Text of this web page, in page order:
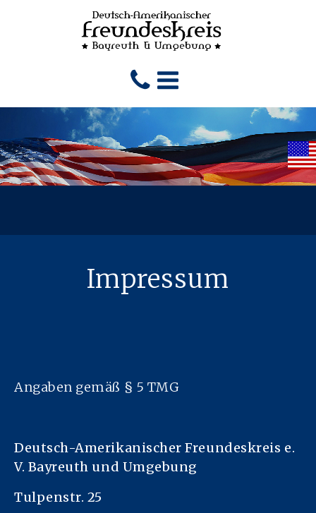
Impressum
Angaben gemäß § 5 TMG
Deutsch-Amerikanischer Freundeskreis e.
V. Bayreuth und Umgebung
Tulpenstr. 25